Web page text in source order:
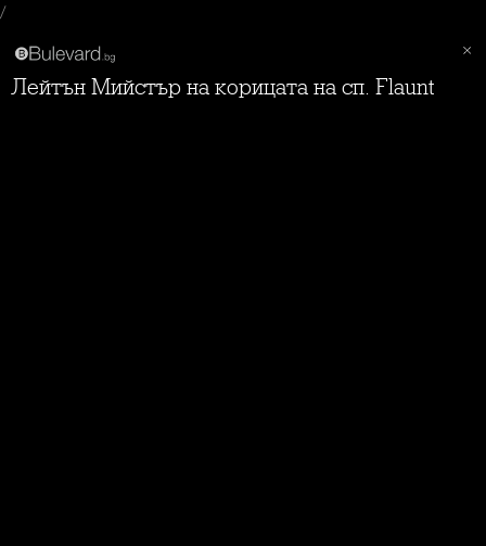
/
Лейтън Мийстър на корицата на сп. Flaunt